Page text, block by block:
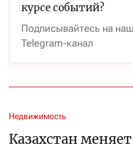
курсе событий?
Подписывайтесь на наш
Telegram-канал
Недвижимость
Казахстан